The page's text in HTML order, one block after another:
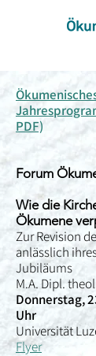
PDF)
Forum
Wie die
Ökumene
Zur Revision
anlässlich
Jubiläums
M.A. Dipl.
Donnerstag,
Uhr
Universität
Flyer